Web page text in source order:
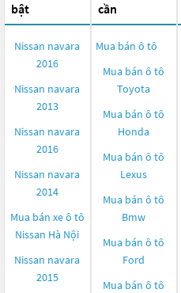
bật
Nissan navara
2016
Nissan navara
2013
Nissan navara
2016
Nissan navara
2014
Mua bán xe ô tô
Nissan Hà Nội
Nissan navara
2015
cần
Mua bán ô tô
Mua bán ô tô
Toyota
Mua bán ô tô
Honda
Mua bán ô tô
Lexus
Mua bán ô tô
Bmw
Mua bán ô tô
Ford
Mua bán ô tô